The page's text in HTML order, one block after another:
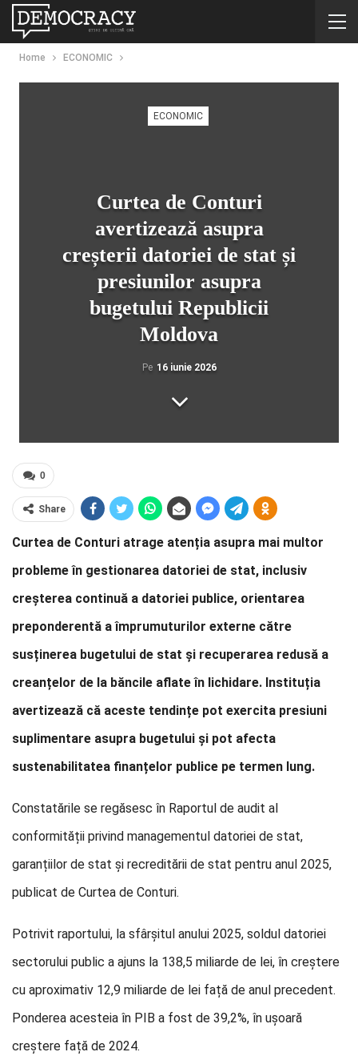
Home ECONOMIC
ECONOMIC
Curtea de Conturi
avertizează asupra
creșterii datoriei de stat și
presiunilor asupra
bugetului Republicii
Moldova
Pe 16 iunie 2026
0
Share
Curtea de Conturi atrage atenția asupra mai multor
probleme în gestionarea datoriei de stat, inclusiv
creșterea continuă a datoriei publice, orientarea
preponderentă a împrumuturilor externe către
susținerea bugetului de stat și recuperarea redusă a
creanțelor de la băncile aflate în lichidare. Instituția
avertizează că aceste tendințe pot exercita presiuni
suplimentare asupra bugetului și pot afecta
sustenabilitatea finanțelor publice pe termen lung.
Constatările se regăsesc în Raportul de audit al
conformității privind managementul datoriei de stat,
garanțiilor de stat și recreditării de stat pentru anul 2025,
publicat de Curtea de Conturi.
Potrivit raportului, la sfârșitul anului 2025, soldul datoriei
sectorului public a ajuns la 138,5 miliarde de lei, în creștere
cu aproximativ 12,9 miliarde de lei față de anul precedent.
Ponderea acesteia în PIB a fost de 39,2%, în ușoară
creștere față de 2024.